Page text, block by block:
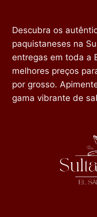
Descubra os
paquistaneses na
entregas em toda a
melhores preços
por grosso.
gama vibrante de